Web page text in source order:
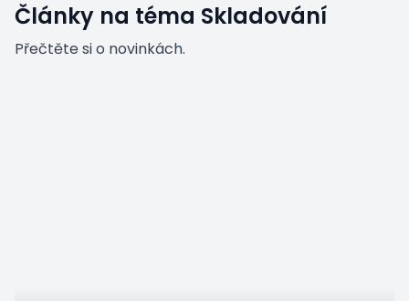
Články na téma Skladování
Přečtěte si o novinkách.